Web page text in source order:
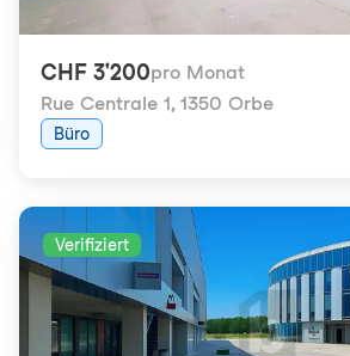
CHF 3'200pro Monat
Rue Centrale 1, 1350 Orbe
Büro
Verifiziert